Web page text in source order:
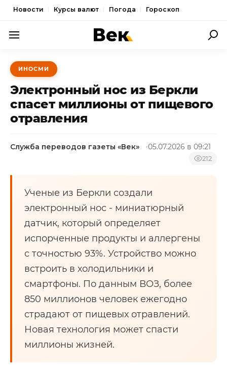
Новости Курсы валют Погода Гороскоп
ПОЛИТИКА
ЭКОНОМИКА
ОБЩЕСТВО
СПОРТ
ИНОСМИ
Электронный нос из Беркли
спасет миллионы от пищевого
отравления
Служба переводов газеты «Век» 05.07.2026 в 09:21
212
Ученые из Беркли создали
электронный нос - миниатюрный
датчик, который определяет
испорченные продукты и аллергены
с точностью 93%. Устройство можно
встроить в холодильники и
смартфоны. По данным ВОЗ, более
850 миллионов человек ежегодно
страдают от пищевых отравлений.
Новая технология может спасти
миллионы жизней.